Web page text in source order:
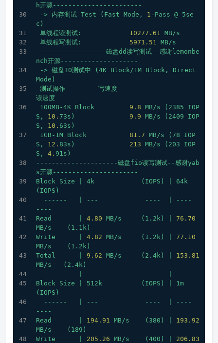
h开源-----------------------
->
内存测试 Test (Fast Mode, 1 -Pass @ 5se
c)
单线程读测试:
10277.61
MB/s
单线程写测试:
5971.51 MB/s
------------------磁盘dd读写测试--感谢lemonbe
nch开源--------------------
-> 磁盘IO测试中 (4K Block/1M Block,
Direct
Mode)
测试操作
写速度
读速度
100MB-4K Block 9.8 MB/s (2385
IOP
S,
10. 73s) 9.9 MB/s (2409
IOP
S,
10. 63s)
1GB-1M Block 81.7 MB/s (78
IOP
S,
12. 83s) 213 MB/s (203
IOP
S,
4. 91s)
---------------------磁盘fio读写测试--感谢yab
s开源----------------------
Block
Size 4k (IOPS)
64k
(IOPS)
------
--- ----
----
----
Read
4.80 MB/s (1.2k)
76.70
MB/s
(1.1k)
Write
4.82 MB/s (1.2k)
77.10
MB/s
(1.2k)
Total
9.62 MB/s (2.4k)
153.81
MB/s
(2.4k)
Block
Size 512k (IOPS)
1m
(IOPS)
------
--- ----
----
----
Read
194.91 MB/s (380)
193.92
MB/s
(189)
Write
205.26 MB/s (400)
206.83